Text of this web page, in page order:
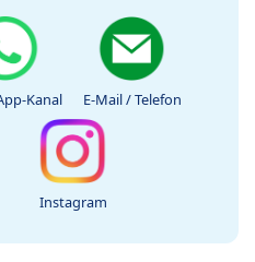
Kanal E-Mail / Telefon
Instagram